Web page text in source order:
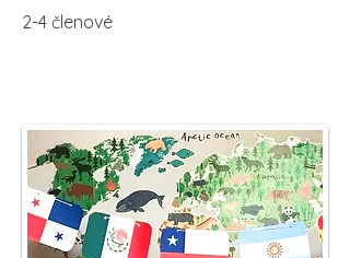
2-4 členové